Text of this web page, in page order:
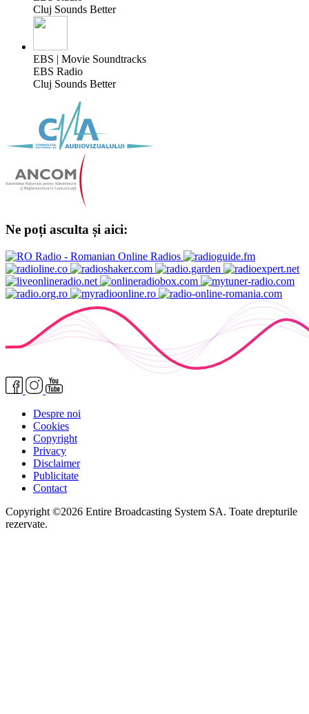
Cluj Sounds Better
EBS | Movie Soundtracks
EBS Radio
Cluj Sounds Better
Ne poți asculta și aici:
Despre noi
Cookies
Copyright
Privacy
Disclaimer
Publicitate
Contact
Copyright ©2026 Entire Broadcasting System SA. Toate drepturile
rezervate.